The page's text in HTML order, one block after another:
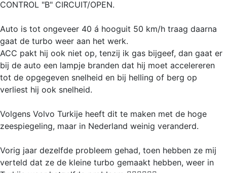
CONTROL "B" CIRCUIT/OPEN.
Auto is tot ongeveer 40 á hooguit 50 km/h traag daarna
gaat de turbo weer aan het werk.
ACC pakt hij ook niet op, tenzij ik gas bijgeef, dan gaat er
bij de auto een lampje branden dat hij moet accelereren
tot de opgegeven snelheid en bij helling of berg op
verliest hij ook snelheid.
Volgens Volvo Turkije heeft dit te maken met de hoge
zeespiegeling, maar in Nederland weinig veranderd.
Vorig jaar dezelfde probleem gehad, toen hebben ze mij
verteld dat ze de kleine turbo gemaakt hebben, weer in